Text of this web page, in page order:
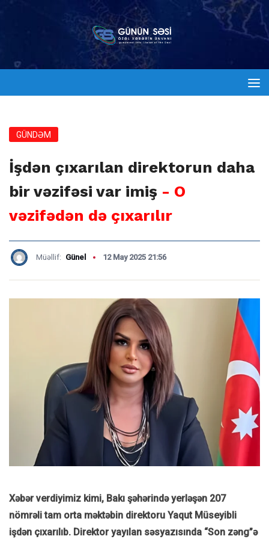
GÜNDƏM
İşdən çıxarılan direktorun daha
bir vəzifəsi var imiş - O
vəzifədən də çıxarılır
Müəllif: Günel 12 May 2025 21:56
Xəbər verdiyimiz kimi, Bakı şəhərində yerləşən 207
nömrəli tam orta məktəbin direktoru Yaqut Müseyibli
işdən çıxarılıb. Direktor yayılan səsyazısında “Son zəng”ə